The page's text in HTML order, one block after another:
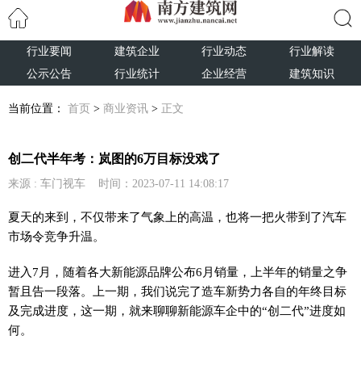
行业要闻 建筑企业 行业动态
行业解读
公示公告
行业统计 企业经营 建筑知识
当前位置： 首页 > 商业资讯 > 正文
创二代半年考：岚图的6万目标没戏了
来源 : 车门视车 时间：2023-07-11 14:08:17
夏天的来到，不仅带来了气象上的高温，也将一把火带到了汽车
市场令竞争升温。
进入7月，随着各大新能源品牌公布6月销量，上半年的销量之争
暂且告一段落。上一期，我们说完了造车新势力各自的年终目标
及完成进度，这一期，就来聊聊新能源车企中的“创二代”进度如
何。